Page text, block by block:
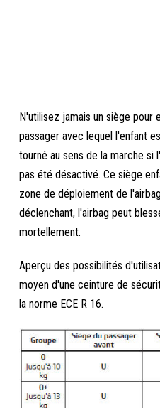
N'utilisez jamais un siège pour
passager avec lequel l'enfant
tourné au sens de la marche si
pas été désactivé. Ce siège
zone de déploiement de
déclenchant, l'airbag peut
mortellement.
Aperçu des possibilités
moyen d'une ceinture de
la norme ECE R 16.